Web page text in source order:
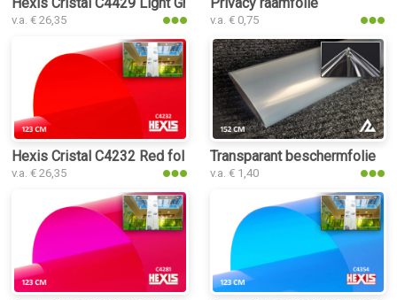
v.a. € 26,35 v.a. € 0,75
Hexis Cristal C4232 Red folie
v.a. € 26,35
Transparant beschermfolie
v.a. € 1,40